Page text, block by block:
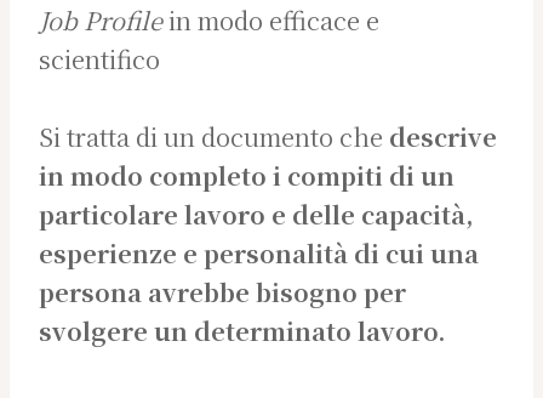
Job Profilein modo efficace e
scientifico
Si tratta di un documento che descrive
in modo completo i compiti di un
particolare lavoro e delle capacità,
esperienze e personalità di cui una
persona avrebbe bisogno per
svolgere un determinato lavoro.